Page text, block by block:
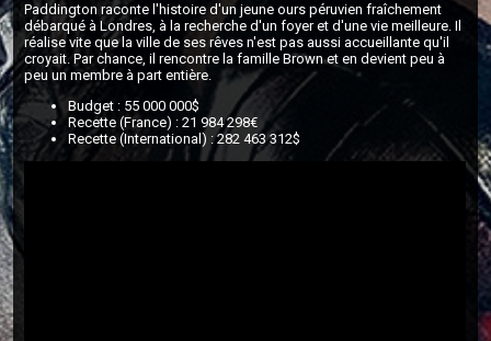
Paddington raconte l'histoire d'un jeune ours péruvien fraîchement
débarqué à Londres, à la recherche d'un foyer et d'une vie meilleure. Il
réalise vite que la ville de ses rêves n'est pas aussi accueillante qu'il
croyait. Par chance, il rencontre la famille Brown et en devient peu à
peu un membre à part entière.
Budget : 55 000 000$
Recette (France) : 21 984 298€
Recette (International) : 282 463 312$